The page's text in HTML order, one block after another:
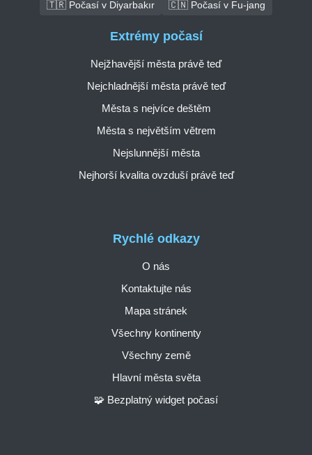
🇹🇷 Počasí v Diyarbakır
🇨🇳 Počasí v Fu-jang
Rychlé odkazy
O nás
Kontaktujte nás
Mapa stránek
Všechny kontinenty
Všechny země
Hlavní města světa
🧩 Bezplatný widget počasí
Extrémy počasí
Nejžhavější města právě teď
Nejchladnější města právě teď
Města s nejvíce deštěm
Města s největším větrem
Nejslunnější města
Nejhorší kvalita ovzduší právě teď